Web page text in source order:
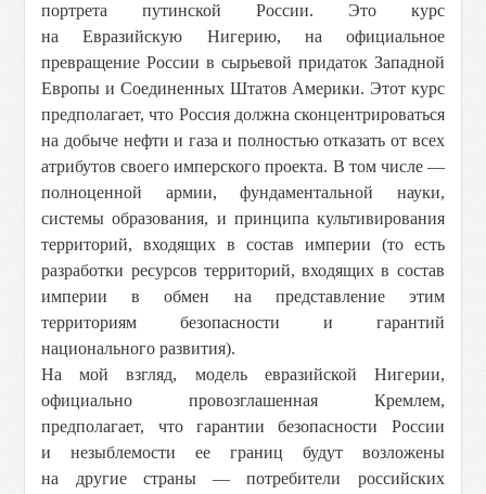
портрета путинской России. Это курс
на Евразийскую Нигерию, на официальное
превращение России в сырьевой придаток Западной
Европы и Соединенных Штатов Америки. Этот курс
предполагает, что Россия должна сконцентрироваться
на добыче нефти и газа и полностью отказать от всех
атрибутов своего имперского проекта. В том числе —
полноценной армии, фундаментальной науки,
системы образования, и принципа культивирования
территорий, входящих в состав империи (то есть
разработки ресурсов территорий, входящих в состав
империи в обмен на представление этим
территориям безопасности и гарантий
национального развития).
На мой взгляд, модель евразийской Нигерии,
официально провозглашенная Кремлем,
предполагает, что гарантии безопасности России
и незыблемости ее границ будут возложены
на другие страны — потребители российских